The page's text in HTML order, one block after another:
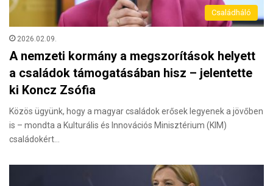
Családháló
2026.02.09.
A nemzeti kormány a megszorítások helyett
a családok támogatásában hisz – jelentette
ki Koncz Zsófia
Közös ügyünk, hogy a magyar családok erősek legyenek a jövőben
is – mondta a Kulturális és Innovációs Minisztérium (KIM)
családokért…